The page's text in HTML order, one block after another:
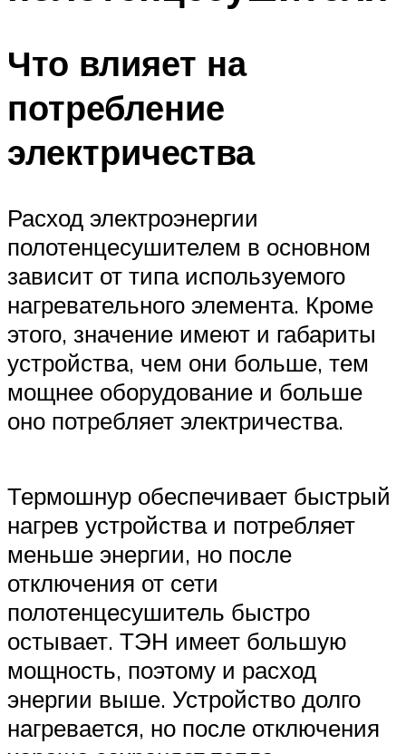
Что влияет на
потребление
электричества
Расход электроэнергии
полотенцесушителем в основном
зависит от типа используемого
нагревательного элемента. Кроме
этого, значение имеют и габариты
устройства, чем они больше, тем
мощнее оборудование и больше
оно потребляет электричества.
Термошнур обеспечивает быстрый
нагрев устройства и потребляет
меньше энергии, но после
отключения от сети
полотенцесушитель быстро
остывает. ТЭН имеет большую
мощность, поэтому и расход
энергии выше. Устройство долго
нагревается, но после отключения